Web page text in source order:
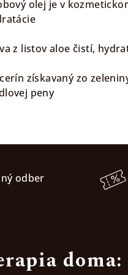
olej je v
z listov aloe čistí,
získavaný zo
peny
odber